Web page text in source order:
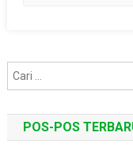
POS-POS